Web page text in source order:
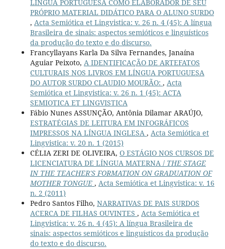
LÍNGUA PORTUGUESA COMO ELABORADOR DE SEU
PRÓPRIO MATERIAL DIDÁTICO PARA O ALUNO SURDO
, Acta Semiótica et Lingvistica: v. 26 n. 4 (45): A língua
Brasileira de sinais: aspectos semióticos e linguísticos
da produção do texto e do discurso.
Francyllayans Karla Da Silva Fernandes, Janaína
Aguiar Peixoto, A IDENTIFICAÇÃO DE ARTEFATOS
CULTURAIS NOS LIVROS EM LÍNGUA PORTUGUESA
DO AUTOR SURDO CLAUDIO MOURÃO: , Acta
Semiótica et Lingvistica: v. 26 n. 1 (45): ACTA
SEMIOTICA ET LINGVISTICA
Fábio Nunes ASSUNÇÃO, Antônia Dilamar ARAÚJO,
ESTRATÉGIAS DE LEITURA EM INFOGRÁFICOS
IMPRESSOS NA LÍNGUA INGLESA , Acta Semiótica et
Lingvistica: v. 20 n. 1 (2015)
CÉLIA ZERI DE OLIVEIRA, O ESTÁGIO NOS CURSOS DE
LICENCIATURA DE LÍNGUA MATERNA / THE STAGE
IN THE TEACHER'S FORMATION ON GRADUATION OF
MOTHER TONGUE , Acta Semiótica et Lingvistica: v. 16
n. 2 (2011)
Pedro Santos Filho, NARRATIVAS DE PAIS SURDOS
ACERCA DE FILHAS OUVINTES , Acta Semiótica et
Lingvistica: v. 26 n. 4 (45): A língua Brasileira de
sinais: aspectos semióticos e linguísticos da produção
do texto e do discurso.